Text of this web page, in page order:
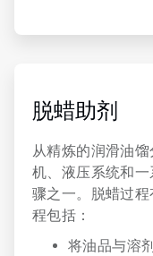
脱蜡助剂
从精炼的润滑油
机、液压系统和
骤之一。脱蜡过
程包括：
将油品与溶